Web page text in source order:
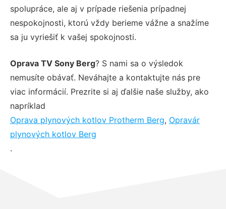
spolupráce, ale aj v prípade riešenia prípadnej
nespokojnosti, ktorú vždy berieme vážne a snažíme
sa ju vyriešiť k vašej spokojnosti.
Oprava TV Sony Berg? S nami sa o výsledok
nemusíte obávať. Neváhajte a kontaktujte nás pre
viac informácií. Prezrite si aj ďalšie naše služby, ako
napríklad
Oprava plynových kotlov Protherm Berg, Opravár
plynových kotlov Berg
.